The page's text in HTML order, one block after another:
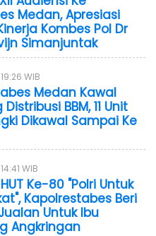
Medan, Apresiasi
Kombes Pol Dr
Simanjuntak
WIB
Medan Kawal
BBM, 11 Unit
Dikawal Sampai Ke
WIB
Ke-80 "Polri Untuk
Kapolrestabes Beri
Untuk Ibu
Angkringan